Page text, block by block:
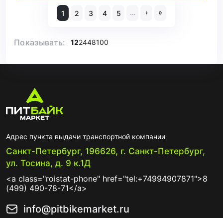
1 2 3 4 5 … › »
Показывать: 122448100
Адрес пункта выдачи транспортной компании
Санкт-Петербург, 196626, г. Санкт-Петербург,
ул. Тосина, д. 9 к.1Д
<a class="roistat-phone" href="tel:+74994907871">8
(499) 490-78-71</a>
info@pitbikemarket.ru